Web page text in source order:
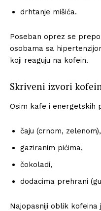
drhtanje mišića.
Poseban oprez se
osobama sa
koji reaguju na kofein.
Skriveni izvori
Osim kafe i energetskih
čaju (crnom, zelenom),
gaziranim pićima,
čokoladi,
dodacima prehrani
Najopasniji oblik kofeina